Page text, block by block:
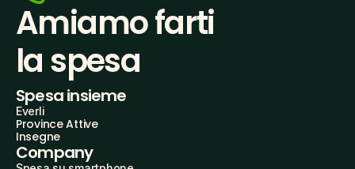
Amiamo farti
la spesa
Spesa insieme
Everli
Province Attive
Insegne
Company